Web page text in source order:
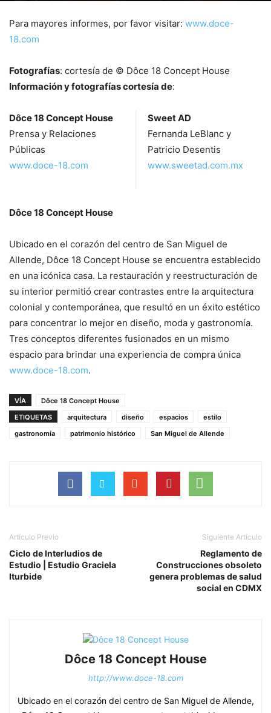
Para mayores informes, por favor visitar: www.doce-
18.com
Fotografías: cortesía de © Dôce 18 Concept House
Información y fotografías cortesía de:
Dôce 18 Concept House
Prensa y Relaciones
Públicas
www.doce-18.com
Sweet AD
Fernanda LeBlanc y
Patricio Desentis
www.sweetad.com.mx
Dôce 18 Concept House
Ubicado en el corazón del centro de San Miguel de
Allende, Dôce 18 Concept House se encuentra establecido
en una icónica casa. La restauración y reestructuración de
su interior permitió crear contrastes entre la arquitectura
colonial y contemporánea, que resultó en un éxito estético
para concentrar lo mejor en diseño, moda y gastronomía.
Tres conceptos diferentes fusionados en un mismo
espacio para brindar una experiencia de compra única
www.doce-18.com.
VÍA
Dôce 18 Concept House
ETIQUETAS
arquitectura diseño espacios
estilo
gastronomía
patrimonio histórico San Miguel de Allende
Artículo Previo
Ciclo de Interludios de
Estudio | Estudio Graciela
Iturbide
Siguiente Artículo
Reglamento de
Construcciones obsoleto
genera problemas de salud
social en CDMX
Dôce 18 Concept House
http://www.doce-18.com
Ubicado en el corazón del centro de San Miguel de Allende,